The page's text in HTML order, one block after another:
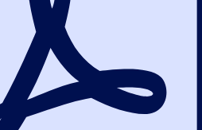
Юрьевич
Эксперт Национальной Ассоциации
Ведущий специалист отдела
Комитета по здравоохранению
Петербурга. Сочетание...
44-ФЗ